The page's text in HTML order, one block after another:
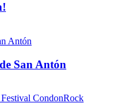
San Antón